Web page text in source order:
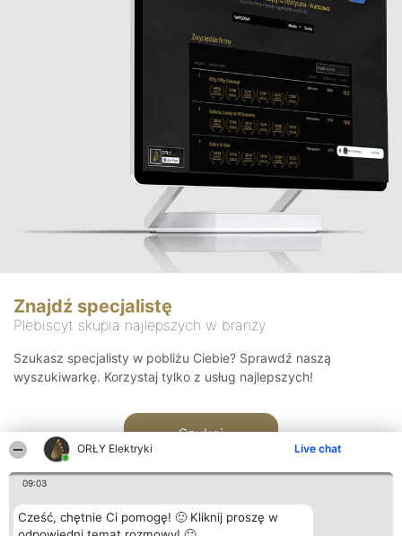
ORŁY Elektryki Live chat
09:03
Cześć, chętnie Ci pomogę! 🙂 Kliknij proszę w
Znajdź specjalistę
Plebiscyt skupia najlepszych w branży
Szukasz specjalisty w pobliżu Ciebie? Sprawdź naszą
wyszukiwarkę. Korzystaj tylko z usług najlepszych!
Szukaj